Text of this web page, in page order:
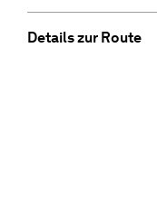
Details zur Route